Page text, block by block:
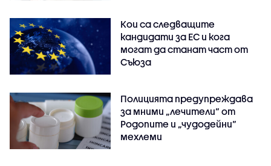
Кои са следващите
кандидати за ЕС и кога
могат да станат част от
Съюза
Полицията предупреждава
за мними „лечители“ от
Родопите и „чудодейни“
мехлеми